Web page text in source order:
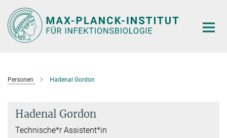
Hauptinhalt
Personen Hadenal Gordon
Hadenal Gordon
Technische*r Assistent*in